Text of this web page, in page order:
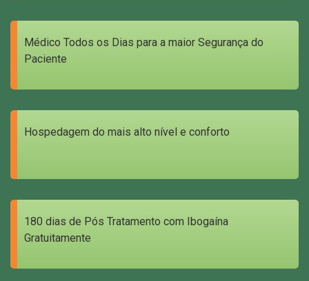
Médico Todos os Dias para a maior Segurança do
Paciente
Hospedagem do mais alto nível e conforto
180 dias de Pós Tratamento com Ibogaína
Gratuitamente